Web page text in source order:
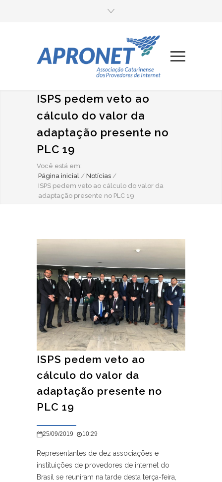
ISPS pedem veto ao
cálculo do valor da
adaptação presente no
PLC 19
Você está em:
Página inicial / Notícias /
ISPS pedem veto ao cálculo do valor da
adaptação presente no PLC 19
ISPS pedem veto ao
cálculo do valor da
adaptação presente no
PLC 19
25/09/2019 10:29
Representantes de dez associações e
instituições de provedores de internet do
Brasil se reuniram na tarde desta terça-feira,